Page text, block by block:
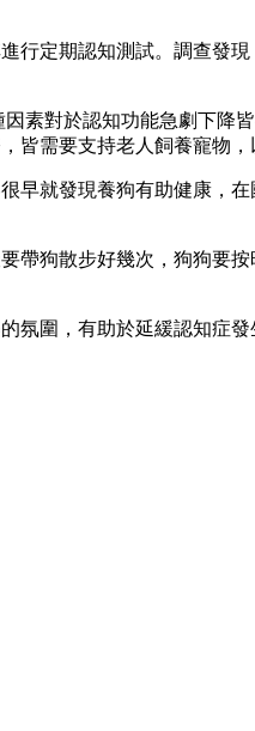
行定期認知測試。調查發
素對於認知功能急劇下降
皆需要支持老人飼養寵物，
就發現養狗有助健康，
狗散步好幾次，狗狗要
圍，有助於延緩認知症